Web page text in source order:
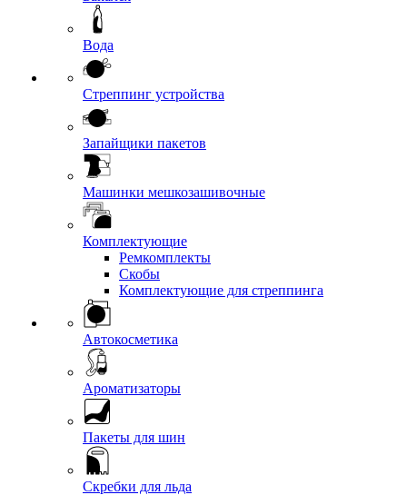
Вода
Стреппинг устройства
Запайщики пакетов
Машинки мешкозашивочные
Комплектующие
Ремкомплекты
Скобы
Комплектующие для стреппинга
Автокосметика
Ароматизаторы
Пакеты для шин
Скребки для льда